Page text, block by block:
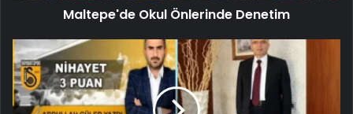
Maltepe'de Okul Önlerinde Denetim